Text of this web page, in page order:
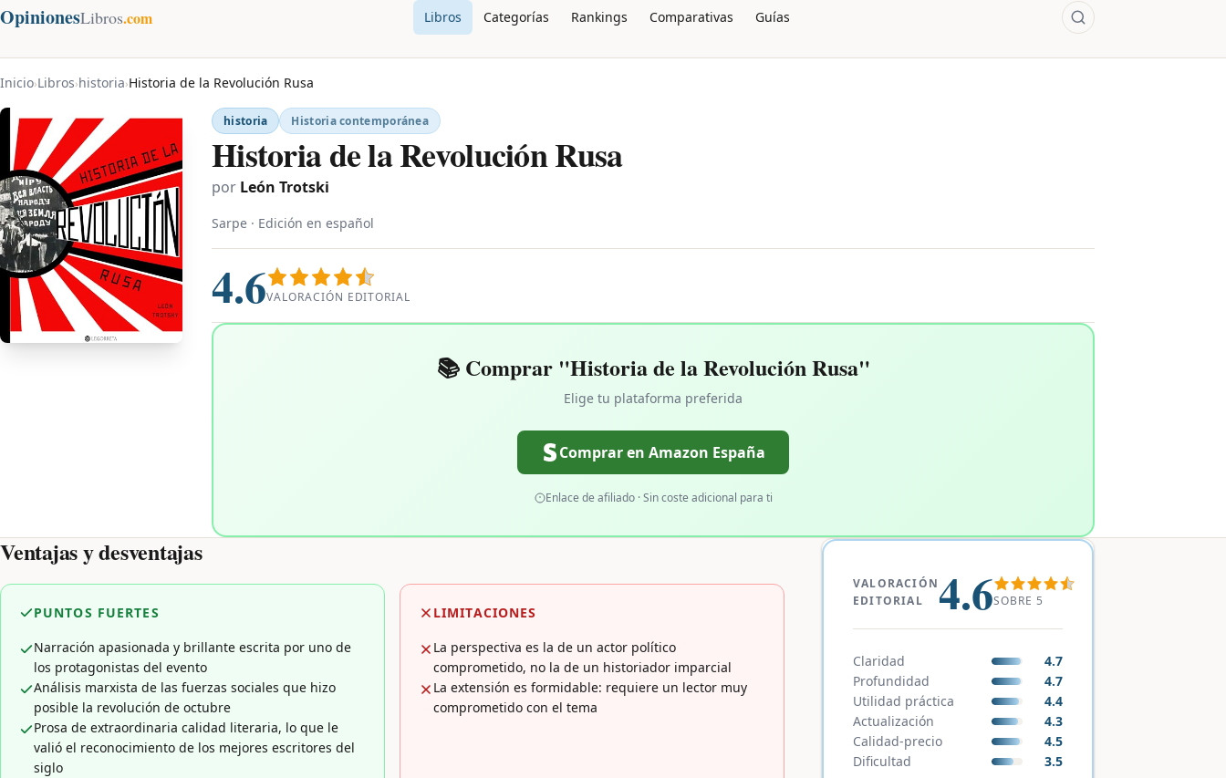
OpinionesLibros.com Libros Categorías Rankings Comparativas Guías
Inicio›Libros›historia›Historia de la Revolución Rusa
historia Historia contemporánea
Historia de la Revolución Rusa
por León Trotski
Sarpe · Edición en español
4.6VALORACIÓN EDITORIAL
📚 Comprar "Historia de la Revolución Rusa"
Elige tu plataforma preferida
Comprar en Amazon España
Enlace de afiliado · Sin coste adicional para ti
Ventajas y desventajas
PUNTOS FUERTES
Narración apasionada y brillante escrita por uno de
los protagonistas del evento
Análisis marxista de las fuerzas sociales que hizo
posible la revolución de octubre
Prosa de extraordinaria calidad literaria, lo que le
valió el reconocimiento de los mejores escritores del
siglo
LIMITACIONES
La perspectiva es la de un actor político
comprometido, no la de un historiador imparcial
La extensión es formidable: requiere un lector muy
comprometido con el tema
VALORACIÓN
EDITORIAL
4.6SOBRE 5
Claridad
4.7
Profundidad
4.7
Utilidad práctica
4.4
Actualización
4.3
Calidad-precio
4.5
Dificultad
3.5